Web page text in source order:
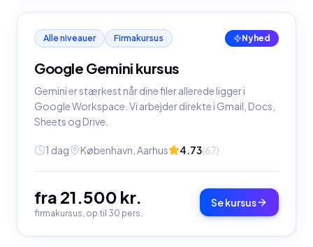
Nyhed
Alle niveauer Firmakursus
Google Gemini kursus
Gemini er stærkest når dine filer allerede ligger i
Google Workspace. Vi arbejder direkte i Gmail, Docs,
Sheets og Drive.
1 dag København, Aarhus 4.73(67)
fra 21.500 kr.
firmakursus, op til 30 pers.
Se kursus